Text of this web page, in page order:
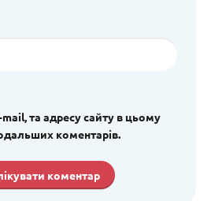
та адресу сайту в цьому
коментарів.